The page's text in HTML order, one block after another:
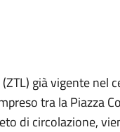
già vigente nel
tra la Piazza
di circolazione,